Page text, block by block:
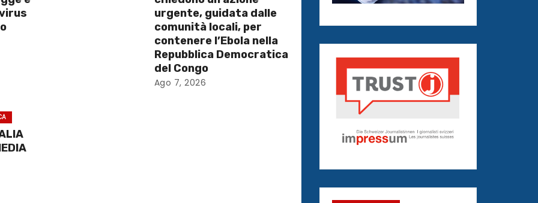
urgente, guidata dalle
comunità locali, per
contenere l’Ebola nella
Repubblica Democratica
del Congo
Ago 7, 2026